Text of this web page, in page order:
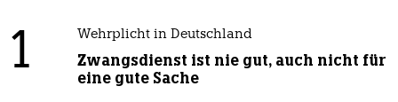
1 Wehrplicht in Deutschland
Zwangsdienst ist nie gut, auch nicht für
eine gute Sache